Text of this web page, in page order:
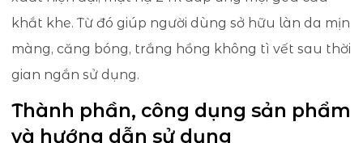
khắt khe. Từ đó giúp người dùng sở hữu làn da mịn
màng, căng bóng, trắng hồng không tì vết sau thời
gian ngắn sử dụng.
Thành phần, công dụng sản phẩm
và hướng dẫn sử dụng